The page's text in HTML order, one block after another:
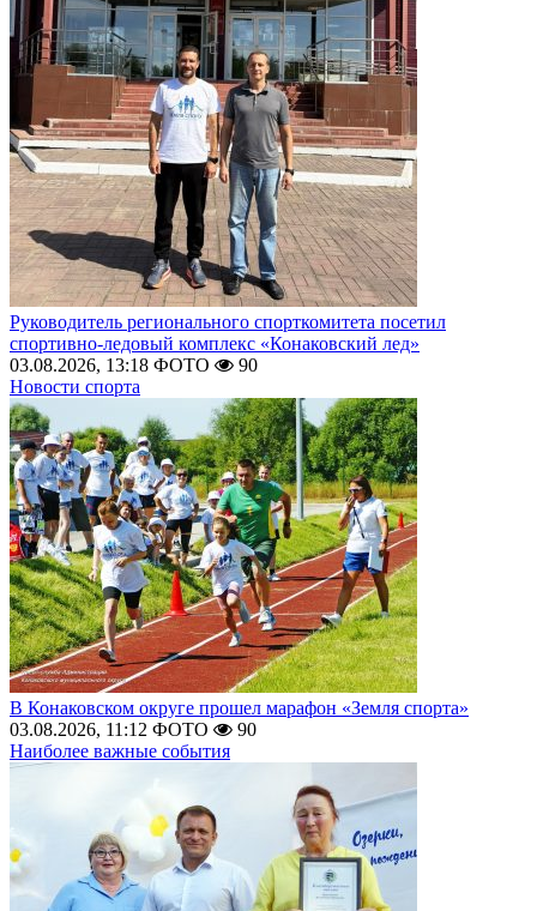
Руководитель регионального спорткомитета посетил
спортивно-ледовый комплекс «Конаковский лед»
03.08.2026, 13:18 ФОТО
90
Новости спорта
В Конаковском округе прошел марафон «Земля спорта»
03.08.2026, 11:12 ФОТО
90
Наиболее важные события